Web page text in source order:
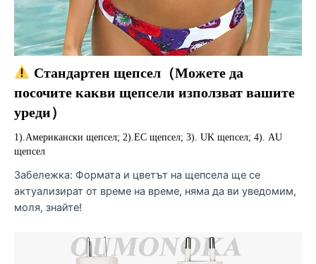
Стандартен щепсел（Можете да
посочите какви щепсели използват вашите
уреди）
1).Американски щепсел; 2).ЕС щепсел; 3). UK щепсел; 4). AU
щепсел
Забележка: Формата и цветът на щепсела ще се
актуализират от време на време, няма да ви уведомим,
моля, знайте!